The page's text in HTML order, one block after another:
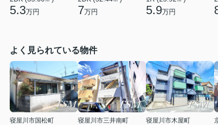
5.3万円 7万円 5.9万円
よく見られている物件
寝屋川市国松町
寝屋川市三井南町
寝屋川市木屋町